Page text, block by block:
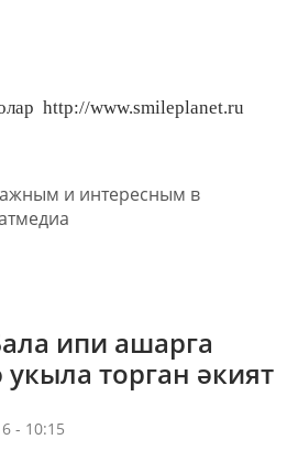
http://www.smileplanet.ru
и интересным в
ипи ашарга
торган әкият
- 10:15